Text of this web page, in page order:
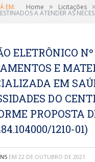
EM: Home » Licitações »
A ATENDER AS
ELETRÔNICO
E
EM
DO
PROPOSTA
1210-01)
EM 22 DE OUTUBRO DE 2021